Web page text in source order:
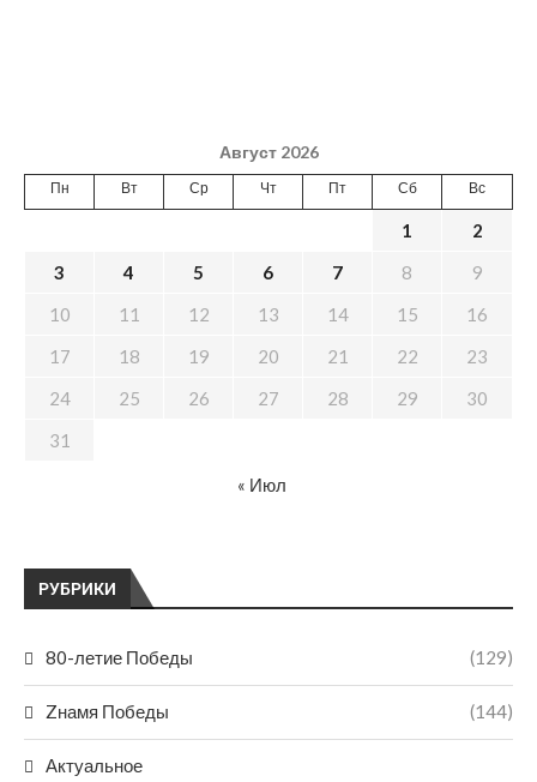
РУБРИКИ
80-летие Победы (129)
Zнамя Победы (144)
Актуальное
Август 2026
Пн Вт Ср Чт Пт Сб Вс
1
2
3
4 5 6 7 8
9
10
11 12 13 14 15
16
17
18 19 20 21 22
23
24
25 26 27 28 29
30
31
« Июл